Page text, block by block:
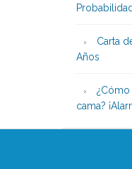
Carta
Años
cama?